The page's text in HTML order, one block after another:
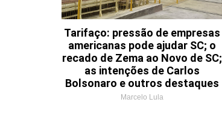
Tarifaço: pressão de empresas
americanas pode ajudar SC; o
recado de Zema ao Novo de SC;
as intenções de Carlos
Bolsonaro e outros destaques
Marcelo Lula